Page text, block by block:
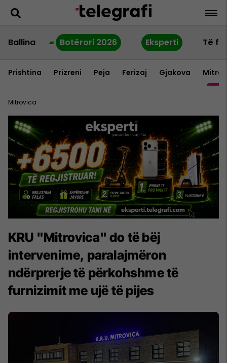
Ballina Botërori 2026 Eksperti Të
Prishtina Prizreni Peja Ferizaj Gjakova
Mitrovica
KRU "Mitrovica" do të bëj
intervenime, paralajmëron
ndërprerje të përkohshme të
furnizimit me ujë të pijes